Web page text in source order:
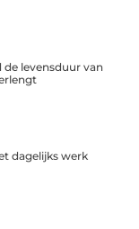
levensduur van
dagelijks werk